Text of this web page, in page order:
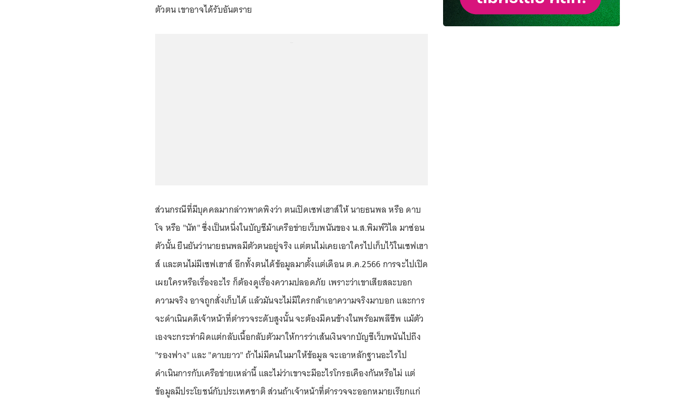
ตัวตน เขาอาจได้รับอันตราย
ส่วนกรณีที่มีบุคคลมากล่าวพาดพิงว่า ตนเปิดเซฟเฮาส์ให้ นายธนพล หรือ ดาบ
โจ หรือ "นัท" ซึ่งเป็นหนึ่งในบัญชีม้าเครือข่ายเว็บพนันของ น.ส.พิมพ์วิไล มาซ่อน
ตัวนั้น ยืนยันว่านายธนพลมีตัวตนอยู่จริง แต่ตนไม่เคยเอาใครไปเก็บไว้ในเซฟเฮา
ส์ และตนไม่มีเซฟเฮาส์ อีกทั้งตนได้ข้อมูลมาตั้งแต่เดือน ต.ค.2566 การจะไปเปิด
เผยใครหรือเรื่องอะไร ก็ต้องดูเรื่องความปลอดภัย เพราะว่าเขาเสียสละบอก
ความจริง อาจถูกสั่งเก็บได้ แล้วมันจะไม่มีใครกล้าเอาความจริงมาบอก และการ
จะดำเนินคดีเจ้าหน้าที่ตำรวจระดับสูงนั้น จะต้องมีคนข้างในพร้อมพลีชีพ แม้ตัว
เองจะกระทำผิดแต่กลับเนื้อกลับตัวมาให้การว่าเส้นเงินจากบัญชีเว็บพนันไปถึง
"รองฟาง" และ "ดาบยาว" ถ้าไม่มีคนในมาให้ข้อมูล จะเอาหลักฐานอะไรไป
ดำเนินการกับเครือข่ายเหล่านี้ และไม่ว่าเขาจะมีอะไรโกรธเคืองกันหรือไม่ แต่
ข้อมูลมีประโยชน์กับประเทศชาติ ส่วนถ้าเจ้าหน้าที่ตำรวจจะออกหมายเรียกแก่